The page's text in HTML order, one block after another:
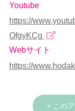
Youtube
https://
OfgyKCg
Webサイト
https://
> この